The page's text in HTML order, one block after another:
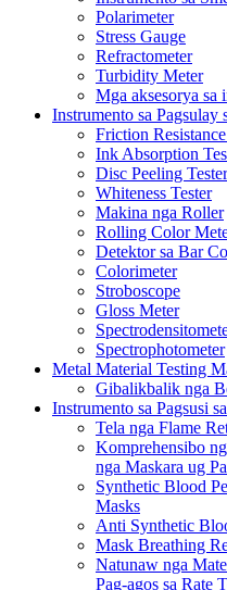
Polarimeter
Stress Gauge
Refractometer
Turbidity Meter
Mga aksesorya sa
Instrumento sa Pagsulay
Friction
Ink Absorption
Disc Peeling Tester
Whiteness Tester
Makina nga Roller
Rolling Color
Detektor sa Bar
Colorimeter
Stroboscope
Gloss Meter
Spectrophotometer
Metal Material Testing
Gibalikbalik nga
Instrumento sa Pagsusi
Tela nga Flame
Komprehensibo
nga Maskara ug
Synthetic Blood
Masks
Anti Synthetic
Mask Breathing
Natunaw nga
Pag-agos sa Rate